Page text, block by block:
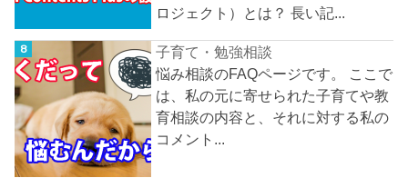
ロジェクト）とは？ 長い記...
子育て・勉強相談
悩み相談のFAQページです。 ここで
は、私の元に寄せられた子育てや教
育相談の内容と、それに対する私の
コメント...